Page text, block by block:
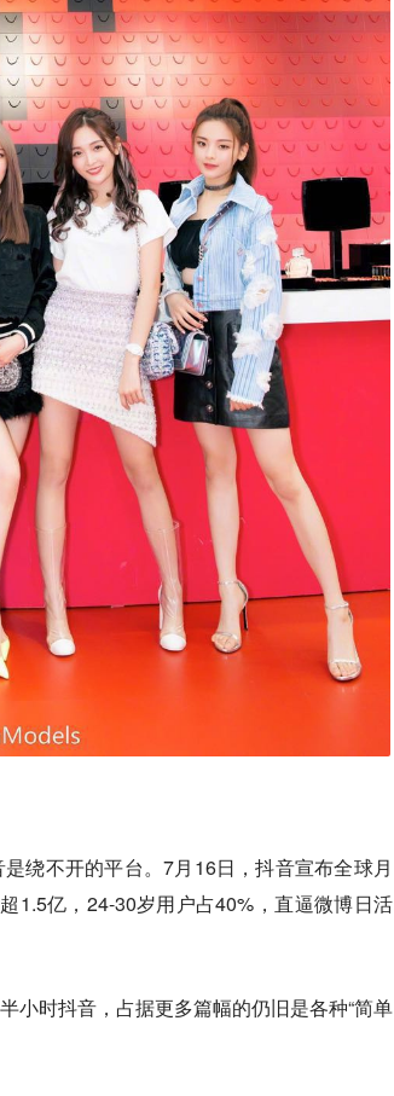
绕不开的平台。7月16日，抖音宣布全球月
1.5亿，24-30岁用户占40%，直逼微博日活
小时抖音，占据更多篇幅的仍旧是各种“简单